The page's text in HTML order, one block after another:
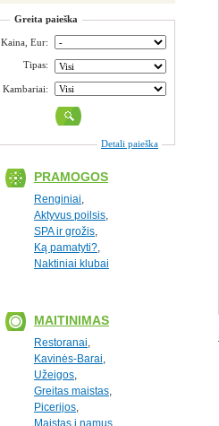
Greita paieška
Kaina, Eur:
Tipas:
Kambariai:
Detali paieška
PRAMOGOS
Renginiai,
Aktyvus poilsis,
SPA ir grožis,
Ką pamatyti?,
Naktiniai klubai
MAITINIMAS
Restoranai,
Kavinės-Barai,
Užeigos,
Greitas maistas,
Picerijos,
Maistas į namus